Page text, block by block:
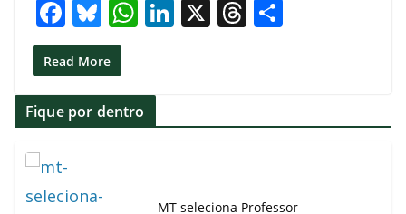
F
ac
e
b
o
o
k
Bl
u
e
sk
y
W
s
A
Li
dI
X T
d
Read More
Fique por dentro
MT seleciona Professor